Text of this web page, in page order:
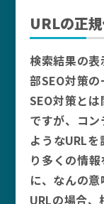
URLの正
検索結果の
部SEO対策の
SEO対策と
ですが、コ
ようなURL
り多くの情
に、なんの
URLの場合